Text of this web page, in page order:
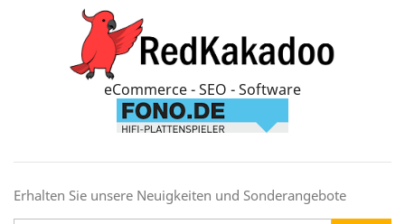
eCommerce - SEO - Software
Erhalten Sie unsere Neuigkeiten und Sonderangebote